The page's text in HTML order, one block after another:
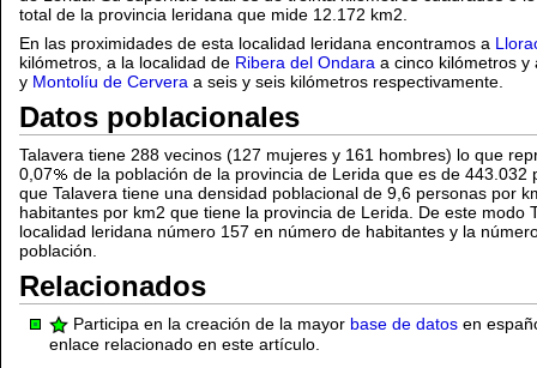
total de la provincia leridana que mide 12.172 km2.
En las proximidades de esta localidad leridana encontramos a
kilómetros, a la localidad de Ribera del Ondara a cinco kilómetros
y Montolíu de Cervera a seis y seis kilómetros respectivamente.
Datos poblacionales
Talavera tiene 288 vecinos (127 mujeres y 161 hombres) lo que
0,07
de la población de la provincia de Lerida que es de 443.032
que Talavera tiene una densidad poblacional de 9,6 personas por
habitantes por km2 que tiene la provincia de Lerida. De este modo
localidad leridana número 157 en número de habitantes y la
población.
Relacionados
Participa en la creación de la mayor base de datos en
enlace relacionado en este artículo.